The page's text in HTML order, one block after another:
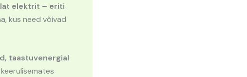
elektrit – eriti
kus need võivad
taastuvenergial